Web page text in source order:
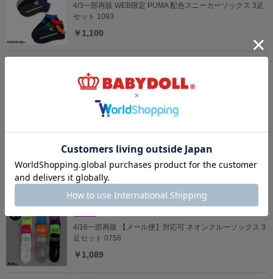
4/3一部再販 WEB限定 PUMA 配色スニーカーソックス 3足
セット 1093
￥1,100
3/23一部再販 WEB限定 PUMA ラインクルーソックス 3足
セット 1094
￥1,100
4/3一部再販 【メール便】対応可 ちいかわ メッシュ/クルー
ソックス 1239
￥770
4/16一部再販 【メール便】対応可 ネオンクルーソックス 3
足セット 0758
￥1,089